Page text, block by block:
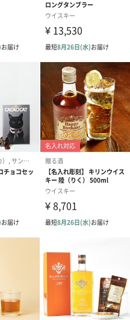
をいただけなかった場合は
め、お送りしたイメージ画
す。
。
能となるのは、イメージ画像
限までとなります。
能？】
のキャンセルはお断りさせ
たくなった！】
ねますので、デザイン確認
しまいます。
】
選択がいただけます。